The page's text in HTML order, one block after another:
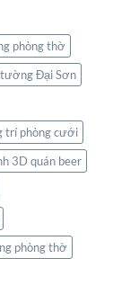
phòng thờ
Đại Sơn
trí phòng cưới
3D quán beer
phòng thờ